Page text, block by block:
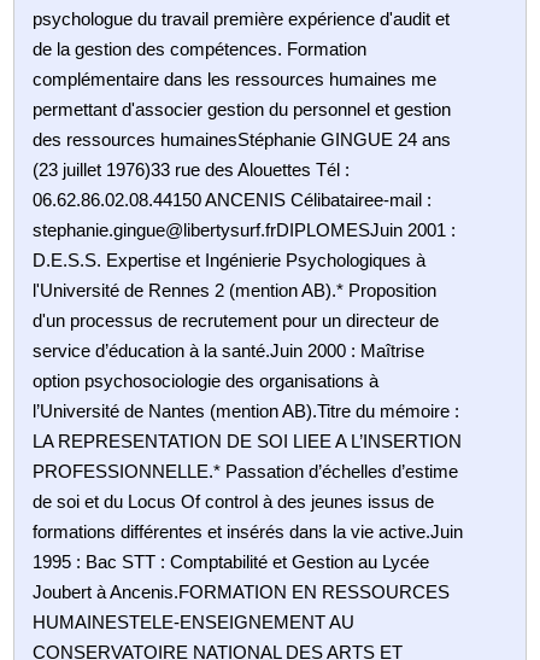
psychologue du travail première expérience d'audit et
de la gestion des compétences. Formation
complémentaire dans les ressources humaines me
permettant d'associer gestion du personnel et gestion
des ressources humainesStéphanie GINGUE 24 ans
(23 juillet 1976)33 rue des Alouettes Tél :
06.62.86.02.08.44150 ANCENIS Célibatairee-mail :
stephanie.gingue@libertysurf.frDIPLOMESJuin 2001 :
D.E.S.S. Expertise et Ingénierie Psychologiques à
l'Université de Rennes 2 (mention AB).* Proposition
d'un processus de recrutement pour un directeur de
service d’éducation à la santé.Juin 2000 : Maîtrise
option psychosociologie des organisations à
l’Université de Nantes (mention AB).Titre du mémoire :
LA REPRESENTATION DE SOI LIEE A L’INSERTION
PROFESSIONNELLE.* Passation d’échelles d’estime
de soi et du Locus Of control à des jeunes issus de
formations différentes et insérés dans la vie active.Juin
1995 : Bac STT : Comptabilité et Gestion au Lycée
Joubert à Ancenis.FORMATION EN RESSOURCES
HUMAINESTELE-ENSEIGNEMENT AU
CONSERVATOIRE NATIONAL DES ARTS ET